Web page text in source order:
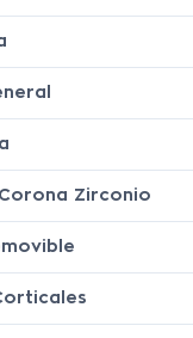
Zirconio